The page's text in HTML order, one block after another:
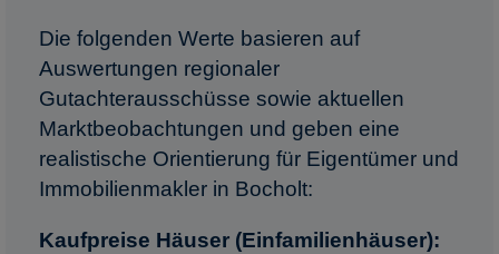
Die folgenden Werte basieren auf
Auswertungen regionaler
Gutachterausschüsse sowie aktuellen
Marktbeobachtungen und geben eine
realistische Orientierung für Eigentümer und
Immobilienmakler in Bocholt:
Kaufpreise Häuser (Einfamilienhäuser):